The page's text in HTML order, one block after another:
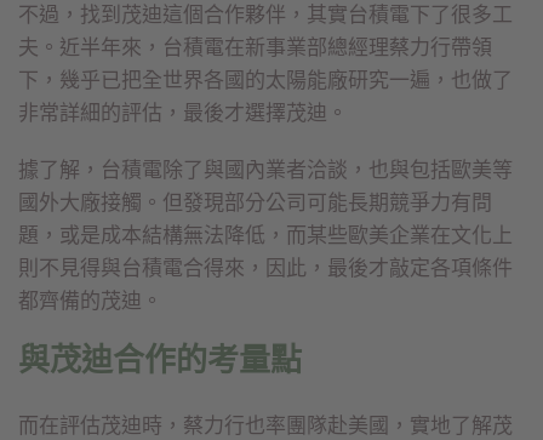
不過，找到茂迪這個合作夥伴，其實台積電下了很多工
夫。近半年來，台積電在新事業部總經理蔡力行帶領
下，幾乎已把全世界各國的太陽能廠研究一遍，也做了
非常詳細的評估，最後才選擇茂迪。
據了解，台積電除了與國內業者洽談，也與包括歐美等
國外大廠接觸。但發現部分公司可能長期競爭力有問
題，或是成本結構無法降低，而某些歐美企業在文化上
則不見得與台積電合得來，因此，最後才敲定各項條件
都齊備的茂迪。
與茂迪合作的考量點
而在評估茂迪時，蔡力行也率團隊赴美國，實地了解茂